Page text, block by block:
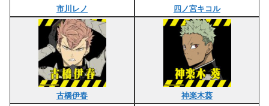
市川レノ 四ノ宮キコル
古橋伊春 神楽木葵